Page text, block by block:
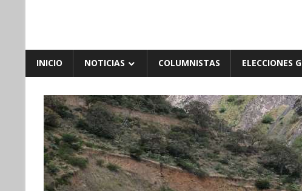
INICIO NOTICIAS COLUMNISTAS ELECCIONES